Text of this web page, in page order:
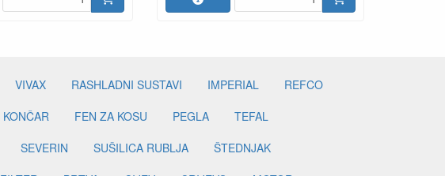
VIVAX RASHLADNI SUSTAVI IMPERIAL
REFCO
KONČAR FEN ZA KOSU PEGLA
TEFAL
SEVERIN SUŠILICA RUBLJA
ŠTEDNJAK